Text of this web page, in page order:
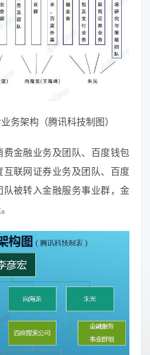
务架构（腾讯科技制图）
费金融业务及团队、百度钱包
互联网证券业务及团队、百度
被转入金融服务事业群，金